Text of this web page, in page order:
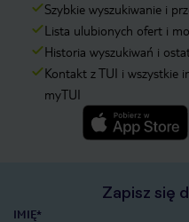
Szybkie wyszukiwanie i
Lista ulubionych ofert i
Historia wyszukiwań i
Kontakt z TUI i wszystkie
myTUI
Zapisz się
IMIĘ*